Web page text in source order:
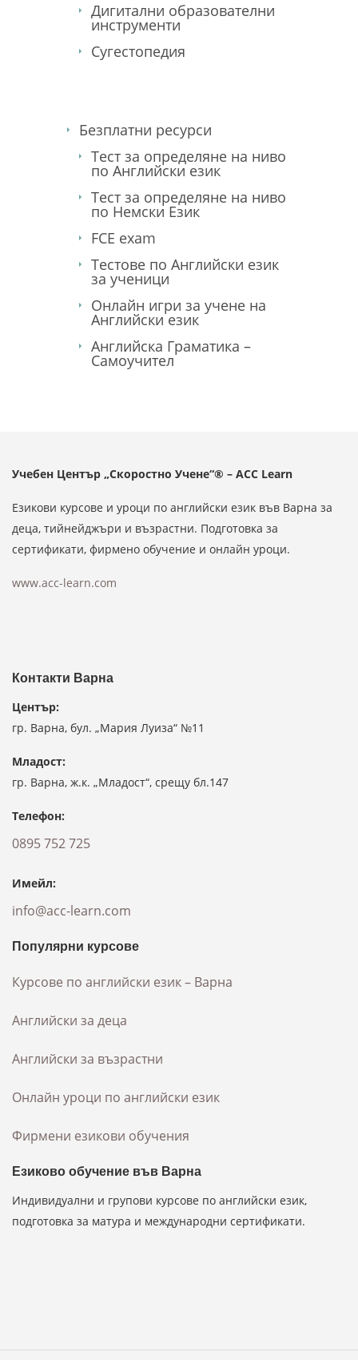
Дигитални образователни
инструменти
Сугестопедия
Безплатни ресурси
Тест за определяне на ниво
по Английски език
Тест за определяне на ниво
по Немски Език
FCE exam
Тестове по Английски език
за ученици
Онлайн игри за учене на
Английски език
Английска Граматика –
Самоучител
Учебен Център „Скоростно Учене“® – ACC Learn
Езикови курсове и уроци по английски език във Варна за
деца, тийнейджъри и възрастни. Подготовка за
сертификати, фирмено обучение и онлайн уроци.
www.acc-learn.com
Контакти Варна
Център:
гр. Варна, бул. „Мария Луиза“ №11
Младост:
гр. Варна, ж.к. „Младост“, срещу бл.147
Телефон:
0895 752 725
Имейл:
info@acc-learn.com
Популярни курсове
Курсове по английски език – Варна
Английски за деца
Английски за възрастни
Онлайн уроци по английски език
Фирмени езикови обучения
Езиково обучение във Варна
Индивидуални и групови курсове по английски език,
подготовка за матура и международни сертификати.